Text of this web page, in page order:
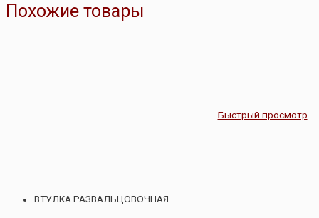
Похожие товары
Быстрый просмотр
ВТУЛКА РАЗВАЛЬЦОВОЧНАЯ